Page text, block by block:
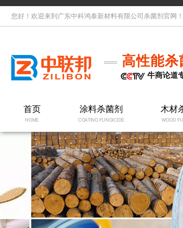
您好！欢迎来到广东中科鸿泰新材料有限公司杀菌剂官网！
高性能杀
牛商论道
首页
HOME
涂料杀菌剂
COATING FUNGICIDE
木材
WOOD